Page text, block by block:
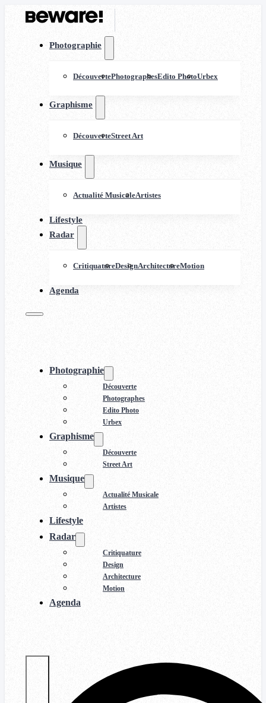
Photographie
DécouvertePhotographesEdito PhotoUrbex
Graphisme
DécouverteStreet Art
Musique
Actualité MusicaleArtistes
Lifestyle
Radar
CritiquatureDesignArchitectureMotion
Agenda
Photographie
Découverte
Photographes
Edito Photo
Urbex
Graphisme
Découverte
Street Art
Musique
Actualité Musicale
Artistes
Lifestyle
Radar
Critiquature
Design
Architecture
Motion
Agenda